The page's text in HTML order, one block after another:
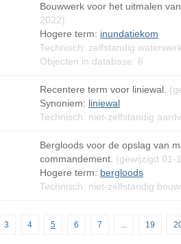
Bouwwerk voor het uitmalen
2022)
Hogere term: inundatiekom
Technisch: zelfstandig
Objecten in database: 6
Recentere term voor liniewal.
Synoniem: liniewal
Technisch: niet-zelfstandig
Bergloods voor de opslag van
commandement. (gewijzigd 01-
Hogere term: bergloods
Technisch: niet-zelfstandig
3 4 5 6 7 ... 19